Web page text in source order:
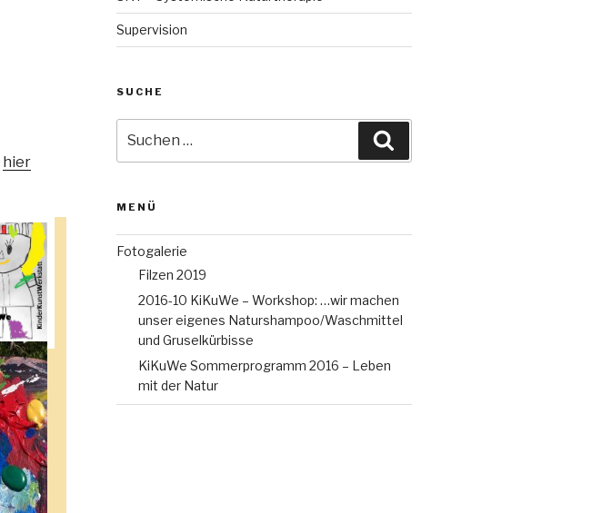
hier
Supervision
SUCHE
nach:
MENÜ
Fotogalerie
Filzen 2019
2016-10 KiKuWe – Workshop: …wir machen
unser eigenes Naturshampoo/Waschmittel
und Gruselkürbisse
KiKuWe Sommerprogramm 2016 – Leben
mit der Natur